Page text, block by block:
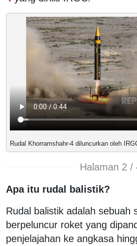
Rudal Khorramshahr-4 diluncurkan oleh
Halaman 2 /
Apa itu rudal balistik?
Rudal balistik adalah sebuah
berpeluncur roket yang
penjelajahan ke angkasa